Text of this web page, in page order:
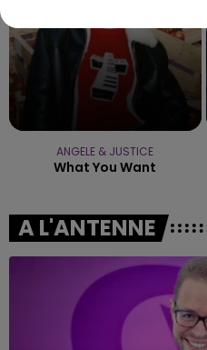
ANGELE & JUSTICE
What You Want
A L'ANTENNE